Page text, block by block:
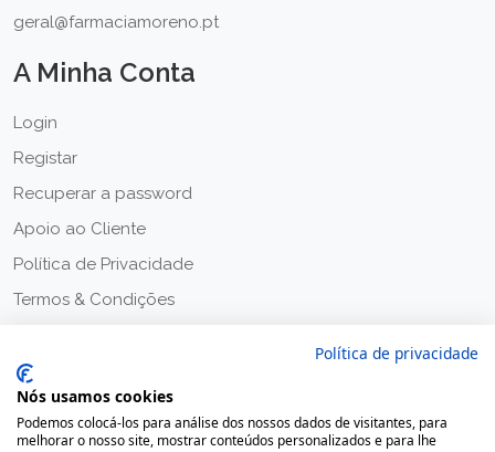
geral@farmaciamoreno.pt
A Minha Conta
Login
Registar
Recuperar a password
Apoio ao Cliente
Política de Privacidade
Termos & Condições
Política de privacidade
Nós usamos cookies
Podemos colocá-los para análise dos nossos dados de visitantes, para
melhorar o nosso site, mostrar conteúdos personalizados e para lhe